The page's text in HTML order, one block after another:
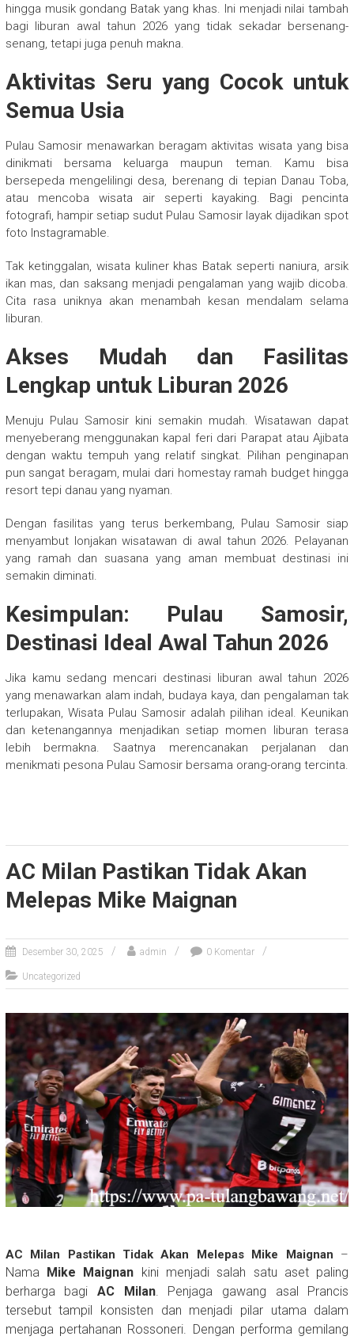
hingga musik gondang Batak yang khas. Ini menjadi nilai tambah
bagi liburan awal tahun 2026 yang tidak sekadar bersenang-
senang, tetapi juga penuh makna.
Aktivitas Seru yang Cocok untuk
Semua Usia
Pulau Samosir menawarkan beragam aktivitas wisata yang bisa
dinikmati bersama keluarga maupun teman. Kamu bisa
bersepeda mengelilingi desa, berenang di tepian Danau Toba,
atau mencoba wisata air seperti kayaking. Bagi pencinta
fotografi, hampir setiap sudut Pulau Samosir layak dijadikan spot
foto Instagramable.
Tak ketinggalan, wisata kuliner khas Batak seperti naniura, arsik
ikan mas, dan saksang menjadi pengalaman yang wajib dicoba.
Cita rasa uniknya akan menambah kesan mendalam selama
liburan.
Akses Mudah dan Fasilitas
Lengkap untuk Liburan 2026
Menuju Pulau Samosir kini semakin mudah. Wisatawan dapat
menyeberang menggunakan kapal feri dari Parapat atau Ajibata
dengan waktu tempuh yang relatif singkat. Pilihan penginapan
pun sangat beragam, mulai dari homestay ramah budget hingga
resort tepi danau yang nyaman.
Dengan fasilitas yang terus berkembang, Pulau Samosir siap
menyambut lonjakan wisatawan di awal tahun 2026. Pelayanan
yang ramah dan suasana yang aman membuat destinasi ini
semakin diminati.
Kesimpulan: Pulau Samosir,
Destinasi Ideal Awal Tahun 2026
Jika kamu sedang mencari destinasi liburan awal tahun 2026
yang menawarkan alam indah, budaya kaya, dan pengalaman tak
terlupakan, Wisata Pulau Samosir adalah pilihan ideal. Keunikan
dan ketenangannya menjadikan setiap momen liburan terasa
lebih bermakna. Saatnya merencanakan perjalanan dan
menikmati pesona Pulau Samosir bersama orang-orang tercinta.
AC Milan Pastikan Tidak Akan
Melepas Mike Maignan
Desember 30, 2025 admin 0 Komentar
Uncategorized
AC Milan Pastikan Tidak Akan Melepas Mike Maignan –
Nama Mike Maignan kini menjadi salah satu aset paling
berharga bagiAC Milan. Penjaga gawang asal Prancis
tersebut tampil konsisten dan menjadi pilar utama dalam
menjaga pertahanan Rossoneri. Dengan performa gemilang